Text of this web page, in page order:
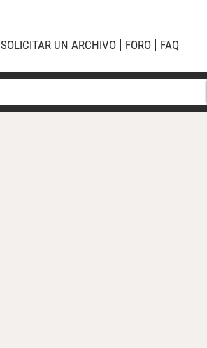
SOLICITAR UN ARCHIVO FORO FAQ